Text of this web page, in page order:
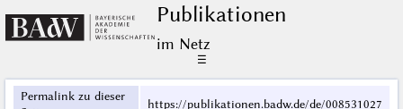
Publikationen
im Netz
☰
Permalink zu dieser
https://publikationen.badw.de/de/008531027